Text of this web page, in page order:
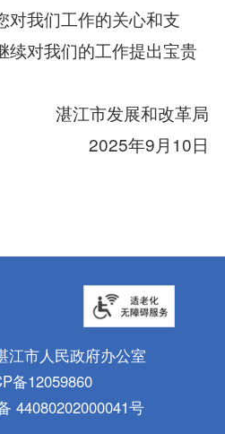
对我们工作的关心和支
续对我们的工作提出宝贵
湛江市发展和改革局
2025年9月10日
江市人民政府办公室
备12059860
44080202000041号